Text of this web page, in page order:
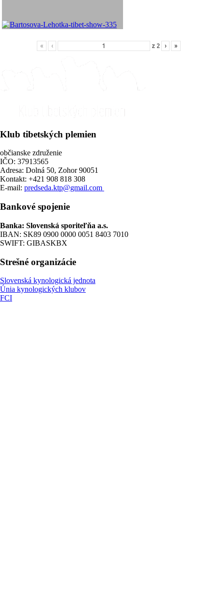
« ‹ z 2 › »
Klub tibetských plemien
občianske združenie
IČO: 37913565
Adresa: Dolná 50, Zohor 90051
Kontakt: +421 908 818 308
E-mail: predseda.ktp@gmail.com
Bankové spojenie
Banka: Slovenská sporiteľňa a.s.
IBAN: SK89 0900 0000 0051 8403 7010
SWIFT: GIBASKBX
Strešné organizácie
Slovenská kynologická jednota
Únia kynologických klubov
FCI